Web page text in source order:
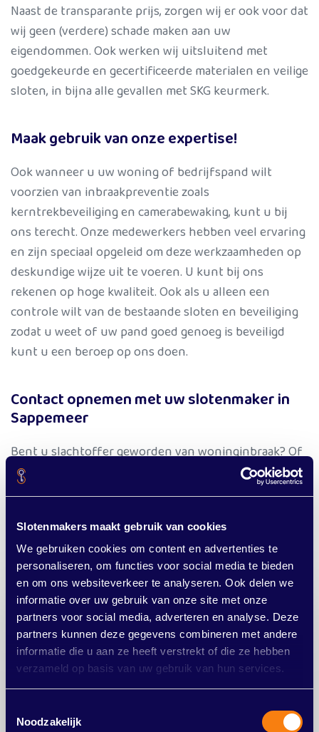
Slotenmakers maakt gebruik van cookies
We gebruiken cookies om content en advertenties te
personaliseren, om functies voor social media te bieden
en om ons websiteverkeer te analyseren. Ook delen we
informatie over uw gebruik van onze site met onze
partners voor social media, adverteren en analyse. Deze
partners kunnen deze gegevens combineren met andere
informatie die u aan ze heeft verstrekt of die ze hebben
verzameld op basis van uw gebruik van hun services.
Noodzakelijk
Naast de transparante prijs, zorgen wij er ook voor dat
wij geen (verdere) schade maken aan uw
eigendommen. Ook werken wij uitsluitend met
goedgekeurde en gecertificeerde materialen en veilige
sloten, in bijna alle gevallen met SKG keurmerk.
Maak gebruik van onze expertise!
Ook wanneer u uw woning of bedrijfspand wilt
voorzien van inbraakpreventie zoals
kerntrekbeveiliging en camerabewaking, kunt u bij
ons terecht. Onze medewerkers hebben veel ervaring
en zijn speciaal opgeleid om deze werkzaamheden op
deskundige wijze uit te voeren. U kunt bij ons
rekenen op hoge kwaliteit. Ook als u alleen een
controle wilt van de bestaande sloten en beveiliging
zodat u weet of uw pand goed genoeg is beveiligd
kunt u een beroep op ons doen.
Contact opnemen met uw slotenmaker in
Sappemeer
Bent u slachtoffer geworden van woninginbraak? Of
wilt u een veiliger gevoel in uw eigen huis door zeker
te weten dat er veilige sloten zijn gemonteerd? Wij
nodig onveilige sloten te vervangen. Neem contact
met ons op voor het maken van een afspraak.
Sleutels kwijt? Werkt uw slot
niet meer? Of buitengesloten?
Bij Slotenmakers Noord-Nederland BV aan het
klaar. Bij Slotenmakers Noord-Nederland BV